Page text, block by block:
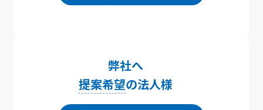
弊社へ
提案希望の法人様